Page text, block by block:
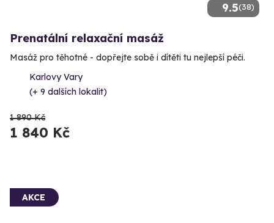
9.5(38)
Prenatální relaxační masáž
Masáž pro těhotné - dopřejte sobě i dítěti tu nejlepší péči.
Karlovy Vary
(+ 9 dalších lokalit)
1 890 Kč
1 840 Kč
AKCE